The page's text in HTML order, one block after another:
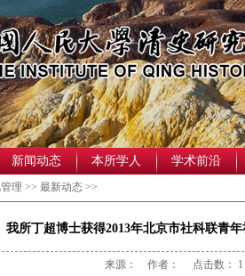
新闻动态 本所学人 学术前沿
理 >> 最新动态 >>
我所丁超博士获得2013年北京市社科联青
来源： 作者： 点击数： 1